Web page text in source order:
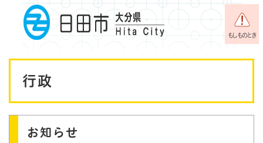
メニューを飛ばして本文へ
もしものとき
行政
お知らせ